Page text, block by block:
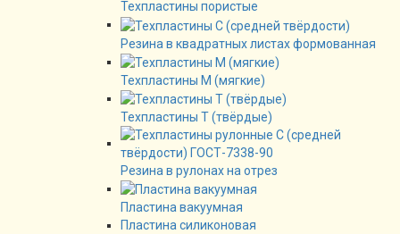
Техпластины пористые
Резина в квадратных листах формованная
Техпластины М (мягкие)
Техпластины Т (твёрдые)
Резина в рулонах на отрез
Пластина вакуумная
Пластина силиконовая